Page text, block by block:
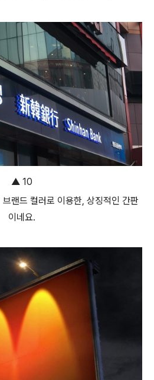
▲ 10
랜드 컬러로 이용한, 상징적인 간판
이네요.